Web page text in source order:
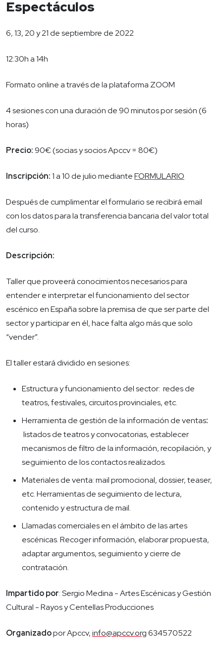
Espectáculos
6, 13, 20 y 21 de septiembre de 2022
12:30h a 14h
Formato online a través de la plataforma ZOOM
4 sesiones con una duración de 90 minutos por sesión (6
horas)
Precio:90€ (socias y socios Apccv = 80€)
Inscripción:1 a 10 de julio medianteFORMULARIO
Después de cumplimentar el formulario se recibirá email
con los datos para la transferencia bancaria del valor total
del curso.
Descripción:
Taller que proveerá conocimientos necesarios para
entender e interpretar el funcionamiento del sector
escénico en España sobre la premisa de que ser parte del
sector y participar en él, hace falta algo más que solo
“vender”.
El taller estará dividido en sesiones:
Estructura y funcionamiento del sector: redes de
teatros, festivales, circuitos provinciales, etc.
Herramienta de gestión de la información de ventas:
listados de teatros y convocatorias, establecer
mecanismos de filtro de la información, recopilación, y
seguimiento de los contactos realizados.
Materiales de venta: mail promocional, dossier, teaser,
etc. Herramientas de seguimiento de lectura,
contenido y estructura de mail.
Llamadas comerciales en el ámbito de las artes
escénicas. Recoger información, elaborar propuesta,
adaptar argumentos, seguimiento y cierre de
contratación.
Impartido por: Sergio Medina - Artes Escénicas y Gestión
Cultural - Rayos y Centellas Producciones
Organizadopor Apccv,info@apccv.org634570522